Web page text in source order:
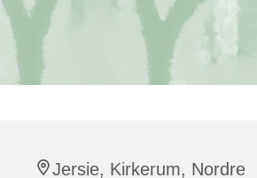
Jersie, Kirkerum, Nordre